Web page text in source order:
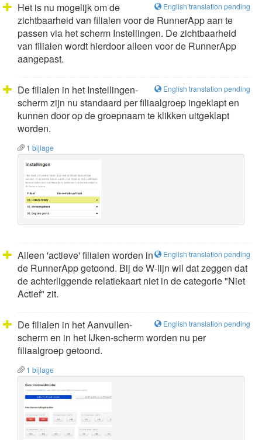
English translation pending
Het is nu mogelijk om de
zichtbaarheid van filialen voor de RunnerApp aan te
passen via het scherm Instellingen. De zichtbaarheid
van filialen wordt hierdoor alleen voor de RunnerApp
aangepast.
English translation pending
De filialen in het Instellingen-
scherm zijn nu standaard per filiaalgroep ingeklapt en
kunnen door op de groepnaam te klikken uitgeklapt
worden.
1 bijlage
English translation pending
Alleen 'actieve' filialen worden in
de RunnerApp getoond. Bij de W-lijn wil dat zeggen dat
de achterliggende relatiekaart niet in de categorie "Niet
Actief" zit.
English translation pending
De filialen in het Aanvullen-
scherm en in het IJken-scherm worden nu per
filiaalgroep getoond.
1 bijlage